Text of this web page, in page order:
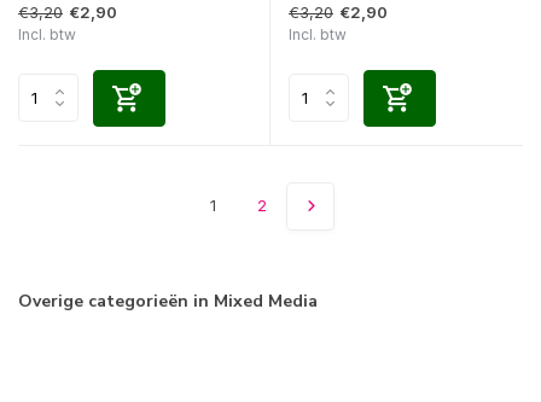
€3,20 €2,90
Incl. btw
€3,20 €2,90
Incl. btw
1 2
Overige categorieën in Mixed Media